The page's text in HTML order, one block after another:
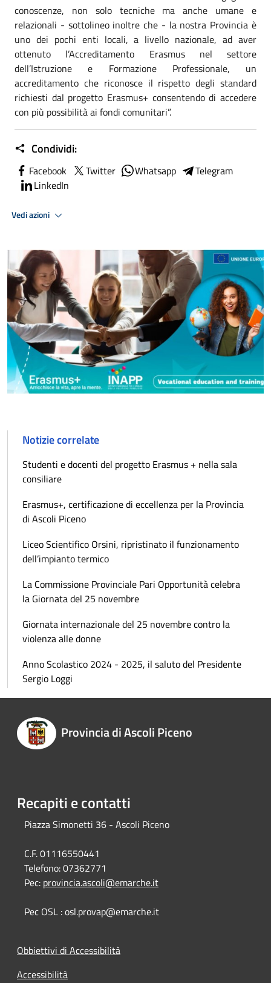
conoscenze, non solo tecniche ma anche umane e
relazionali - sottolineo inoltre che - la nostra Provincia è
uno dei pochi enti locali, a livello nazionale, ad aver
ottenuto l’Accreditamento Erasmus nel settore
dell’Istruzione e Formazione Professionale, un
accreditamento che riconosce il rispetto degli standard
richiesti dal progetto Erasmus+ consentendo di accedere
con più possibilità ai fondi comunitari”.
Condividi:
Facebook Twitter Whatsapp
Telegram
LinkedIn
Vedi azioni
Notizie correlate
Studenti e docenti del progetto Erasmus + nella sala
consiliare
Erasmus+, certificazione di eccellenza per la Provincia
di Ascoli Piceno
Liceo Scientifico Orsini, ripristinato il funzionamento
dell’impianto termico
La Commissione Provinciale Pari Opportunità celebra
la Giornata del 25 novembre
Giornata internazionale del 25 novembre contro la
violenza alle donne
Anno Scolastico 2024 - 2025, il saluto del Presidente
Sergio Loggi
Provincia di Ascoli Piceno
Recapiti e contatti
Piazza Simonetti 36 - Ascoli Piceno
C.F. 01116550441
Telefono:07362771
Pec: provincia.ascoli@emarche.it
Pec OSL : osl.provap@emarche.it
Obbiettivi di Accessibilità
Accessibilità